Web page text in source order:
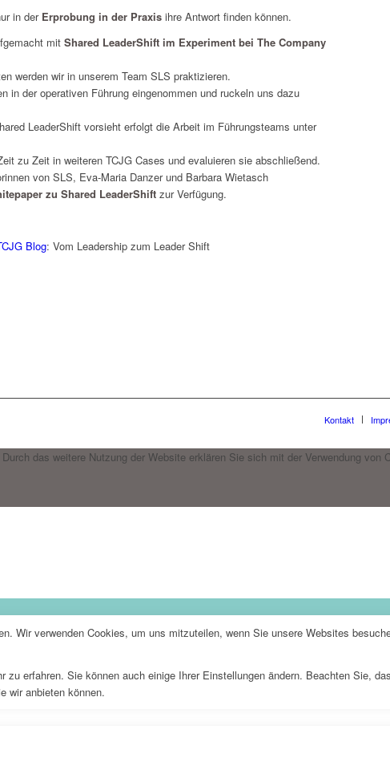
in der Erprobung in der Praxis ihre Antwort finden können.
mit Shared LeaderShift im Experiment bei The Company
werden wir in unserem Team SLS praktizieren.
in der operativen Führung eingenommen und ruckeln uns dazu
LeaderShift vorsieht erfolgt die Arbeit im Führungsteams unter
zu Zeit in weiteren TCJG Cases und evaluieren sie abschließend.
von SLS, Eva-Maria Danzer und Barbara Wietasch
zu Shared LeaderShift zur Verfügung.
Blog: Vom Leadership zum Leader Shift
Kontakt
das weitere Nutzung der Website erklären Sie sich mit der Verwendung von
Wir verwenden Cookies, um uns mitzuteilen, wenn Sie unsere Websites
erfahren. Sie können auch einige Ihrer Einstellungen ändern. Beachten Sie,
wir anbieten können.